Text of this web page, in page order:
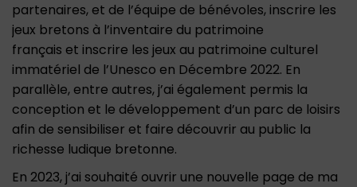
partenaires, et de l’équipe de bénévoles, inscrire les
jeux bretons à l’inventaire du patrimoine
français et inscrire les jeux au patrimoine culturel
immatériel de l’Unesco en Décembre 2022. En
parallèle, entre autres, j’ai également permis la
conception et le développement d’un parc de loisirs
afin de sensibiliser et faire découvrir au public la
richesse ludique bretonne.
En 2023, j’ai souhaité ouvrir une nouvelle page de ma